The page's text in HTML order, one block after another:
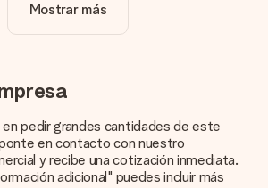
está incluida en el precio?
en el sitio web incluye la
si mi imagen tiene la calidad
Por eso es importante utilizar fotos
estás seguro de la calidad de la imagen,
nuestro equipo de atención al cliente e
el regalo que te interesa encargar.
Mostrar más
pedir grandes cantidades de este
en contacto con nuestro
y recibe una cotización inmediata.
adicional" puedes incluir más